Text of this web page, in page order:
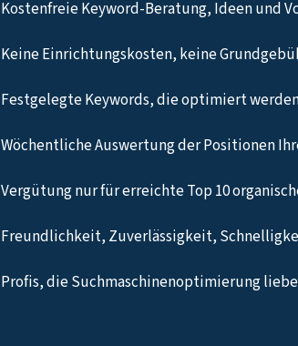
Kostenfreie Keyword-Beratung, Ideen und
Keine Einrichtungskosten, keine
Festgelegte Keywords, die optimiert
Wöchentliche Auswertung der Positionen
Vergütung nur für erreichte Top 10
Freundlichkeit, Zuverlässigkeit,
Profis, die Suchmaschinenoptimierung